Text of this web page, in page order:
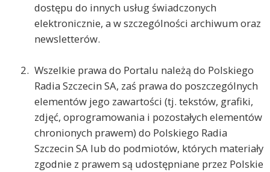
dostępu do innych usług świadczonych
elektronicznie, a w szczególności archiwum oraz
newsletterów.
Wszelkie prawa do Portalu należą do Polskiego
Radia Szczecin SA, zaś prawa do poszczególnych
elementów jego zawartości (tj. tekstów, grafiki,
zdjęć, oprogramowania i pozostałych elementów
chronionych prawem) do Polskiego Radia
Szczecin SA lub do podmiotów, których materiały
zgodnie z prawem są udostępniane przez Polskie